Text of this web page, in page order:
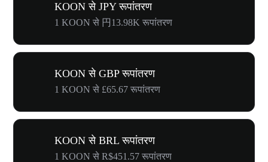
KOON से JPY रूपांतरण
1 KOON से 円13.98K रूपांतरण
KOON से GBP रूपांतरण
1 KOON से £65.67 रूपांतरण
KOON से BRL रूपांतरण
1 KOON से R$451.57 रूपांतरण